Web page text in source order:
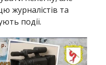
журналістів та
події.